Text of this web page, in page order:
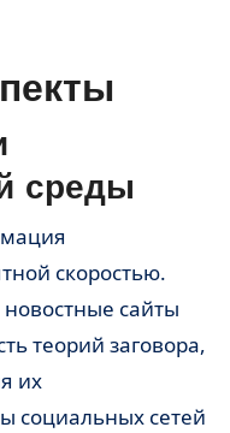
среды
скоростью.
сайты
теорий заговора,
их
социальных сетей